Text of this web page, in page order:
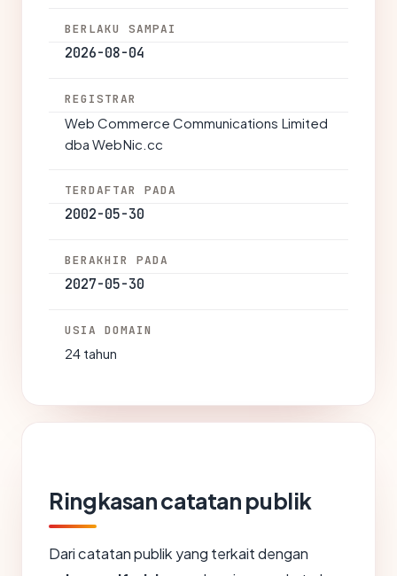
BERLAKU SAMPAI
2026-08-04
REGISTRAR
Web Commerce Communications Limited
dba WebNic.cc
TERDAFTAR PADA
2002-05-30
BERAKHIR PADA
2027-05-30
USIA DOMAIN
24 tahun
Ringkasan catatan publik
Dari catatan publik yang terkait dengan